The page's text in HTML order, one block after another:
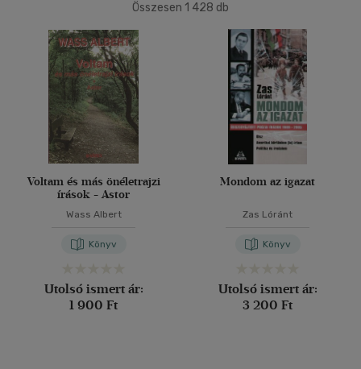
(1)
500 Ft - 2500 Ft
2500 Ft - 4500 Ft
4500 Ft felett(301)
Korosztály szerint
Ifjúsági(6)
14 - 18 év(3)
mind(3)
Magyar(485)
Összesen 1 428 db
Voltam és más önéletrajzi
írások - Astor
Wass Albert
Könyv
Utolsó ismert ár:
1 900 Ft
Mondom az igazat
Zas Lóránt
Könyv
Utolsó ismert ár:
3 200 Ft